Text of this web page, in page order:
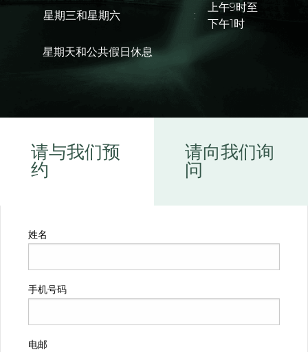
星期三和星期六
:
上午9时至
下午1时
星期天和公共假日休息
请与我们预
约
请向我们询
问
姓名
手机号码
电邮